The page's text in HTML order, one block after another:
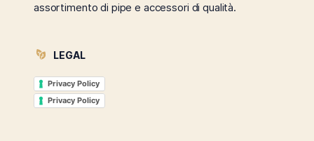
assortimento di pipe e accessori di qualità.
LEGAL
Privacy Policy
Privacy Policy